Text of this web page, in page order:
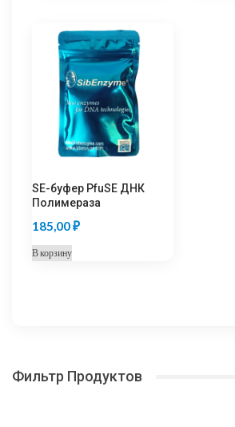
SE-буфер PfuSE ДНК
Полимераза
185,00₽
В корзину
Фильтр Продуктов